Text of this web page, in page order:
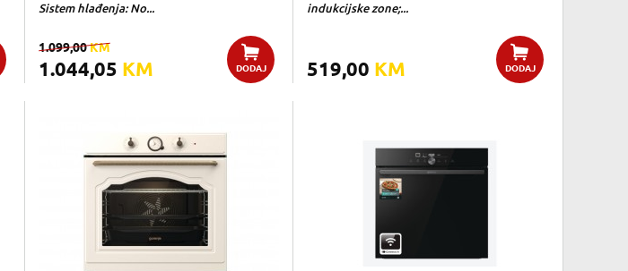
Sistem hlađenja: No...
1.044,05 KM
1.099,00KM
DODAJ
indukcijske zone;...
519,00 KM DODAJ